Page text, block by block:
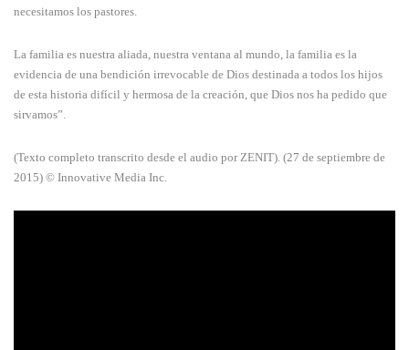
necesitamos los pastores.
La familia es nuestra aliada, nuestra ventana al mundo, la familia es la
evidencia de una bendición irrevocable de Dios destinada a todos los hijos
de esta historia difícil y hermosa de la creación, que Dios nos ha pedido que
sirvamos”.
(Texto completo transcrito desde el audio por ZENIT). (27 de septiembre de
2015) © Innovative Media Inc.